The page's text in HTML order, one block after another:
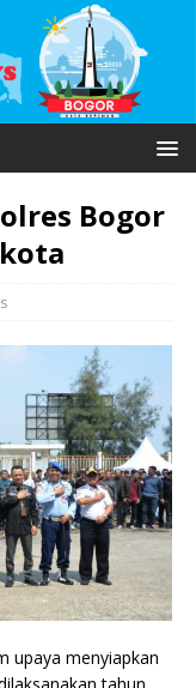
Bogor
upaya menyiapkan
tahun